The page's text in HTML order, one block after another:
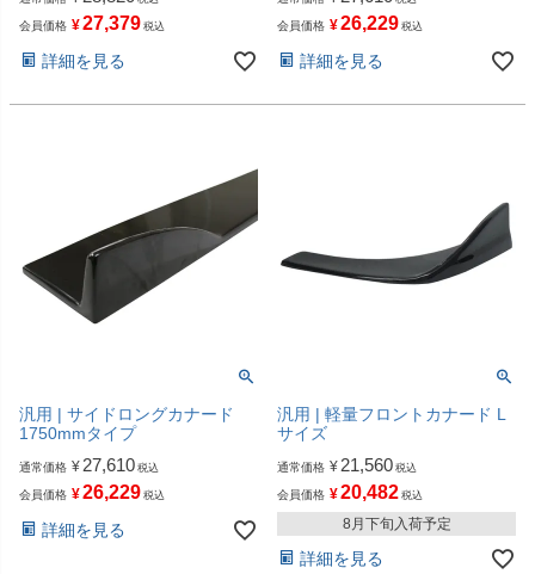
会員価格 ¥27,379 税込
詳細を見る
会員価格 ¥26,229 税込
詳細を見る
汎用 | サイドロングカナード
1750mmタイプ
通常価格 ¥ 27,610 税込
会員価格 ¥26,229 税込
詳細を見る
汎用 | 軽量フロントカナード L
サイズ
通常価格 ¥ 21,560 税込
会員価格 ¥20,482 税込
8月下旬入荷予定
詳細を見る